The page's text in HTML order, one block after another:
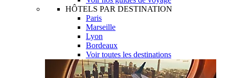
HÔTELS PAR DESTINATION
Paris
Marseille
Lyon
Bordeaux
Voir toutes les destinations